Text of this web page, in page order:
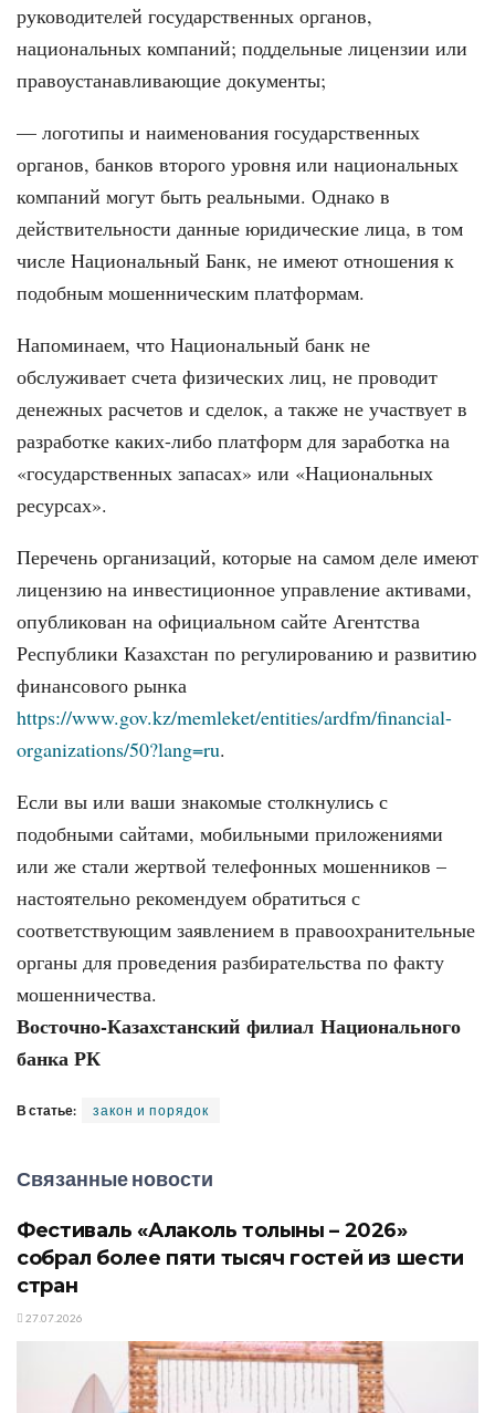
руководителей государственных органов,
национальных компаний; поддельные лицензии или
правоустанавливающие документы;
— логотипы и наименования государственных
органов, банков второго уровня или национальных
компаний могут быть реальными. Однако в
действительности данные юридические лица, в том
числе Национальный Банк, не имеют отношения к
подобным мошенническим платформам.
Напоминаем, что Национальный банк не
обслуживает счета физических лиц, не проводит
денежных расчетов и сделок, а также не участвует в
разработке каких-либо платформ для заработка на
«государственных запасах» или «Национальных
ресурсах».
Перечень организаций, которые на самом деле имеют
лицензию на инвестиционное управление активами,
опубликован на официальном сайте Агентства
Республики Казахстан по регулированию и развитию
финансового рынка
https://www.gov.kz/memleket/entities/ardfm/financial-
organizations/50?lang=ru.
Если вы или ваши знакомые столкнулись с
подобными сайтами, мобильными приложениями
или же стали жертвой телефонных мошенников –
настоятельно рекомендуем обратиться с
соответствующим заявлением в правоохранительные
органы для проведения разбирательства по факту
мошенничества.
Восточно-Казахстанский филиал Национального
банка РК
В статье: закон и порядок
Связанные новости
Фестиваль «Алаколь толқыны – 2026»
собрал более пяти тысяч гостей из шести
стран
27.07.2026